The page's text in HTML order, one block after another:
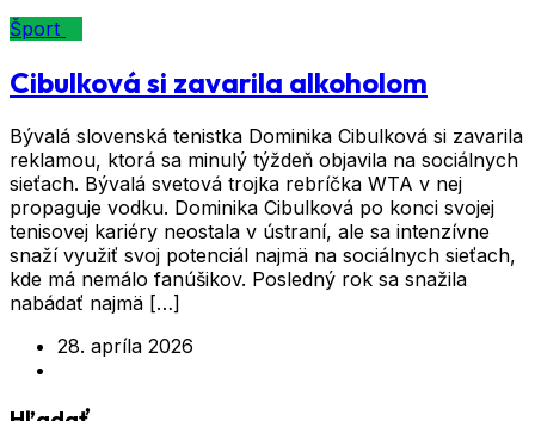
Šport
Cibulková si zavarila alkoholom
Bývalá slovenská tenistka Dominika Cibulková si zavarila
reklamou, ktorá sa minulý týždeň objavila na sociálnych
sieťach. Bývalá svetová trojka rebríčka WTA v nej
propaguje vodku. Dominika Cibulková po konci svojej
tenisovej kariéry neostala v ústraní, ale sa intenzívne
snaží využiť svoj potenciál najmä na sociálnych sieťach,
kde má nemálo fanúšikov. Posledný rok sa snažila
nabádať najmä […]
28. apríla 2026